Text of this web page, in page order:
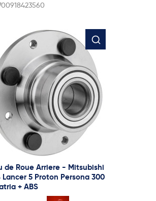
de Roue Arriere - Mitsubishi
5 Proton Persona 300
+ ABS